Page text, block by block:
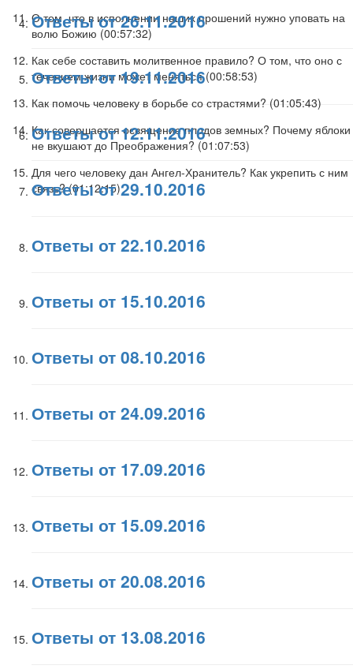
О том, что в исполнении наших прошений нужно уповать на
волю Божию (00:57:32)
Как себе составить молитвенное правило? О том, что оно с
течением жизни может меняться (00:58:53)
Как помочь человеку в борьбе со страстями? (01:05:43)
Как совершается освящение плодов земных? Почему яблоки
не вкушают до Преображения? (01:07:53)
Для чего человеку дан Ангел-Хранитель? Как укрепить с ним
связь? (01:12:15)
Ответы от 26.11.2016
Ответы от 19.11.2016
Ответы от 12.11.2016
Ответы от 29.10.2016
Ответы от 22.10.2016
Ответы от 15.10.2016
Ответы от 08.10.2016
Ответы от 24.09.2016
Ответы от 17.09.2016
Ответы от 15.09.2016
Ответы от 20.08.2016
Ответы от 13.08.2016